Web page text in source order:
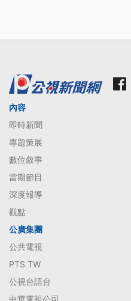
內容
即時新聞
專題策展
數位敘事
當期節目
深度報導
觀點
公廣集團
公共電視
PTS TW
公視台語台
中華電視公司